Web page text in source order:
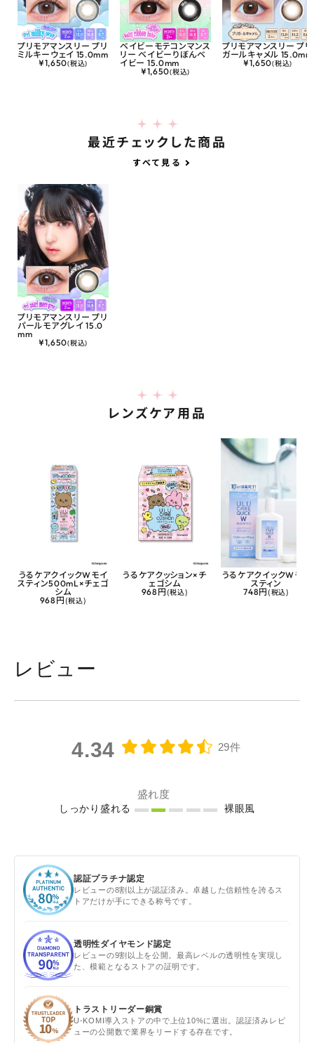
プリモアマンスリー プリ
ミルキーウェイ 15.0mm
¥1,650(税込)
ベイビーモテコンマンス
リー ベイビーりぼんベ
イビー 15.0mm
¥1,650(税込)
プリモアマンスリー プリ
ガールキャメル 15.0mm
¥1,650(税込)
最近チェックした商品
すべて見る
プリモアマンスリー プリ
パールモアグレイ 15.0
mm
¥1,650(税込)
レンズケア用品
うるケアクイックWモイ
スティン500mL×チェゴ
シム
968円 (税込)
うるケアクッション×チ
ェゴシム
968円 (税込)
うるケアクイックWモイ
スティン
748円 (税込)
レビュー
4.34 29件
盛れ度
しっかり盛れる 裸眼風
認証プラチナ認定
レビューの8割以上が認証済み。卓越した信頼性を誇るス
トアだけが手にできる称号です。
透明性ダイヤモンド認定
レビューの9割以上を公開。最高レベルの透明性を実現し
た、模範となるストアの証明です。
トラストリーダー銅賞
U-KOMI導入ストアの中で上位10%に選出。認証済みレビ
ューの公開数で業界をリードする存在です。